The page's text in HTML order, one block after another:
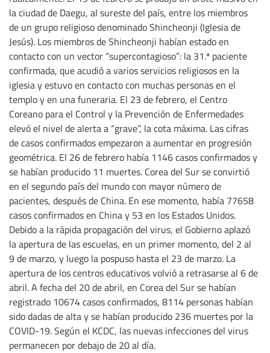
la ciudad de Daegu, al sureste del país, entre los miembros
de un grupo religioso denominado Shincheonji (Iglesia de
Jesús). Los miembros de Shincheonji habían estado en
contacto con un vector “supercontagioso”: la 31.ª paciente
confirmada, que acudió a varios servicios religiosos en la
iglesia y estuvo en contacto con muchas personas en el
templo y en una funeraria. El 23 de febrero, el Centro
Coreano para el Control y la Prevención de Enfermedades
elevó el nivel de alerta a “grave”, la cota máxima. Las cifras
de casos confirmados empezaron a aumentar en progresión
geométrica. El 26 de febrero había 1146 casos confirmados y
se habían producido 11 muertes. Corea del Sur se convirtió
en el segundo país del mundo con mayor número de
pacientes, después de China. En ese momento, había 77658
casos confirmados en China y 53 en los Estados Unidos.
Debido a la rápida propagación del virus, el Gobierno aplazó
la apertura de las escuelas, en un primer momento, del 2 al
9 de marzo, y luego la pospuso hasta el 23 de marzo. La
apertura de los centros educativos volvió a retrasarse al 6 de
abril. A fecha del 20 de abril, en Corea del Sur se habían
registrado 10674 casos confirmados, 8114 personas habían
sido dadas de alta y se habían producido 236 muertes por la
COVID-19. Según el KCDC, las nuevas infecciones del virus
permanecen por debajo de 20 al día.